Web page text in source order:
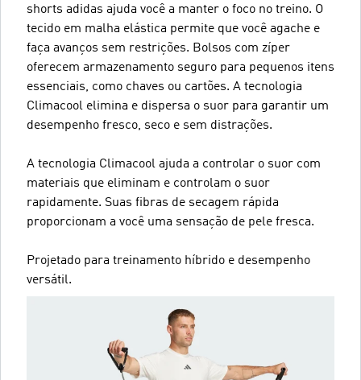
shorts adidas ajuda você a manter o foco no treino. O
tecido em malha elástica permite que você agache e
faça avanços sem restrições. Bolsos com zíper
oferecem armazenamento seguro para pequenos itens
essenciais, como chaves ou cartões. A tecnologia
Climacool elimina e dispersa o suor para garantir um
desempenho fresco, seco e sem distrações.
A tecnologia Climacool ajuda a controlar o suor com
materiais que eliminam e controlam o suor
rapidamente. Suas fibras de secagem rápida
proporcionam a você uma sensação de pele fresca.
Projetado para treinamento híbrido e desempenho
versátil.